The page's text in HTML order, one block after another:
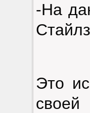
-На
Это
своей